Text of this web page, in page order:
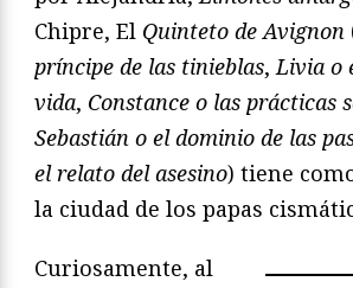
Chipre, El Quinteto de Avignon
príncipe de las tinieblas,Livia o
vida, Constance o las prácticas
Sebastián o el dominio de las
el relato del asesino) tiene
la ciudad de los papas
Curiosamente, al